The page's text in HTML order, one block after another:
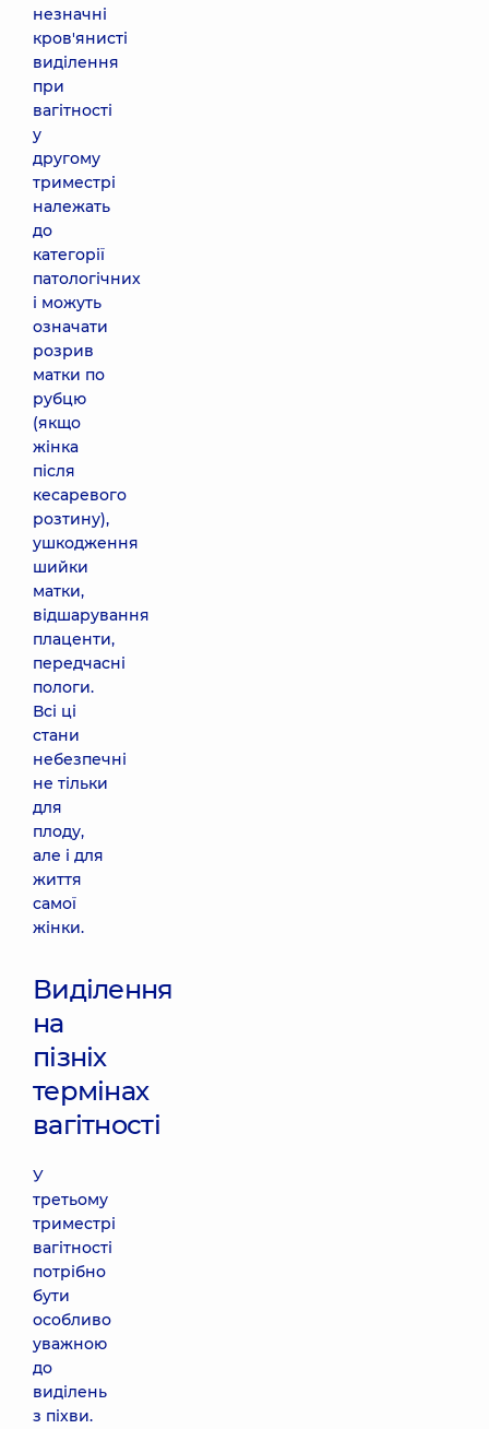
незначні
кров'янисті
виділення
при
вагітності
у
другому
триместрі
належать
до
категорії
патологічних
і можуть
означати
розрив
матки по
рубцю
(якщо
жінка
після
кесаревого
розтину),
ушкодження
шийки
матки,
відшарування
плаценти,
передчасні
пологи.
Всі ці
стани
небезпечні
не тільки
для
плоду,
але і для
життя
самої
жінки.
Виділення
на
пізніх
термінах
вагітності
У
третьому
триместрі
вагітності
потрібно
бути
особливо
уважною
до
виділень
з піхви.